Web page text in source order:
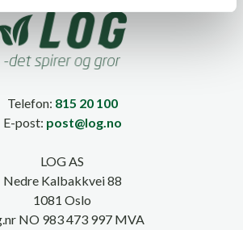
Telefon: 815 20 100
E-post: post@log.no
LOG AS
Nedre Kalbakkvei 88
1081 Oslo
NO 983 473 997 MVA